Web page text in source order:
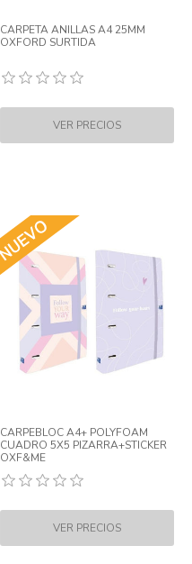
CARPETA ANILLAS A4 25MM
OXFORD SURTIDA
CARPEBLOC A4+ POLYFOAM
CUADRO 5X5 PIZARRA+STICKER
OXF&ME